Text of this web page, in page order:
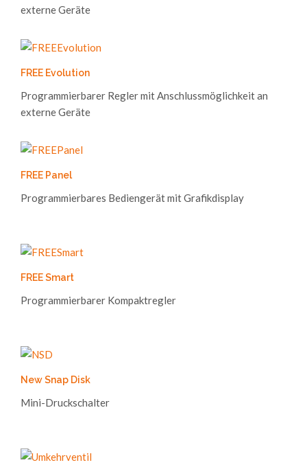
externe Geräte
FREE Evolution
Programmierbarer Regler mit Anschlussmöglichkeit an
externe Geräte
FREE Panel
Programmierbares Bediengerät mit Grafikdisplay
FREE Smart
Programmierbarer Kompaktregler
New Snap Disk
Mini-Druckschalter